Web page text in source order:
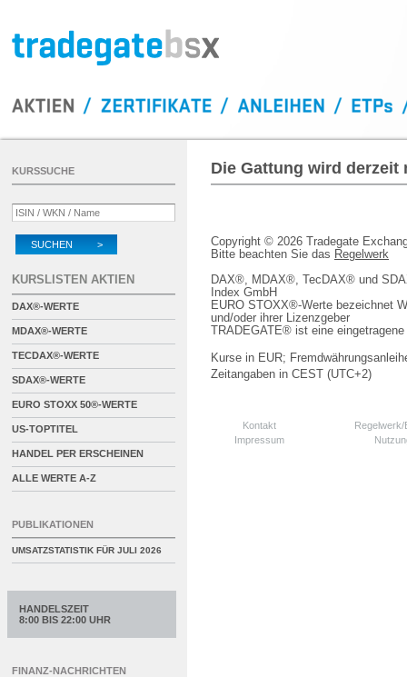
Die Gattung wird derzeit
Copyright © 2026 Tradegate
Bitte beachten Sie das Regelwerk
DAX®, MDAX®, TecDAX® und
Index GmbH
EURO STOXX®-Werte bezeichnet
und/oder ihrer Lizenzgeber
TRADEGATE® ist eine
Kurse in EUR;
Zeitangaben in CEST (UTC+2)
Kontakt
Impressum
KURSSUCHE
SUCHEN >
KURSLISTEN AKTIEN
DAX®-WERTE
MDAX®-WERTE
TECDAX®-WERTE
SDAX®-WERTE
EURO STOXX 50®-WERTE
US-TOPTITEL
HANDEL PER ERSCHEINEN
ALLE WERTE A-Z
PUBLIKATIONEN
UMSATZSTATISTIK FÜR JULI 2026
HANDELSZEIT
8:00 BIS 22:00 UHR
FINANZ-NACHRICHTEN